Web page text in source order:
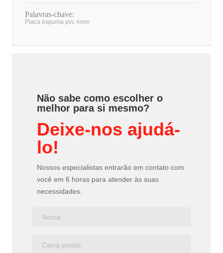
Palavras-chave:
Placa espuma pvc 4mm
Não sabe como escolher o
melhor para si mesmo?
Deixe-nos ajudá-
lo!
Nossos especialistas entrarão em contato com
você em 6 horas para atender às suas
necessidades.